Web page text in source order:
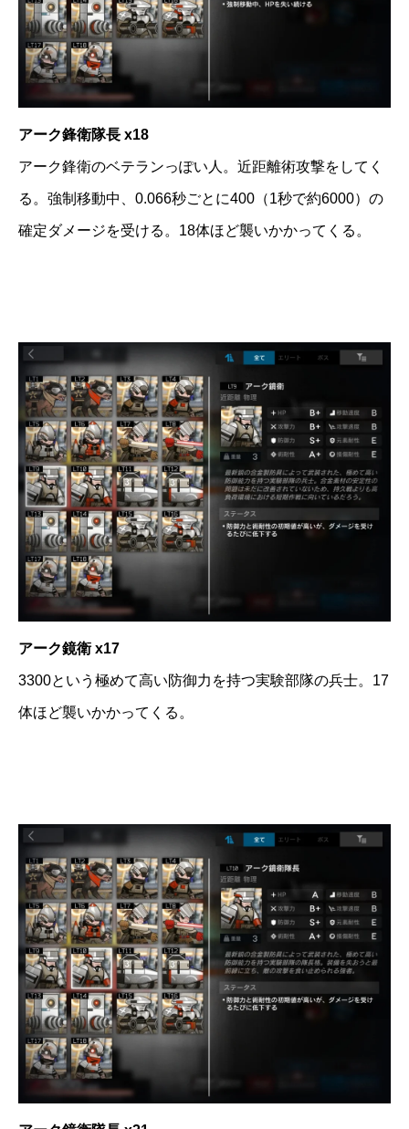
アーク鋒衛隊長 x18
アーク鋒衛のベテランっぽい人。近距離術攻撃をしてく
る。強制移動中、0.066秒ごとに400（1秒で約6000）の
確定ダメージを受ける。18体ほど襲いかかってくる。
アーク鏡衛 x17
3300という極めて高い防御力を持つ実験部隊の兵士。17
体ほど襲いかかってくる。